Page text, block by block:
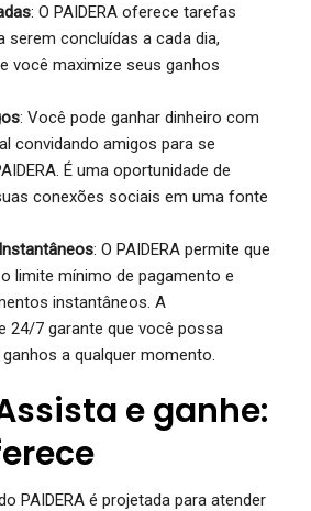
: O PAIDERA oferece tarefas
serem concluídas a cada dia,
você maximize seus ganhos
: Você pode ganhar dinheiro com
convidando amigos para se
É uma oportunidade de
conexões sociais em uma fonte
: O PAIDERA permite que
limite mínimo de pagamento e
instantâneos. A
24/7 garante que você possa
a qualquer momento.
e ganhe:
PAIDERA é projetada para atender